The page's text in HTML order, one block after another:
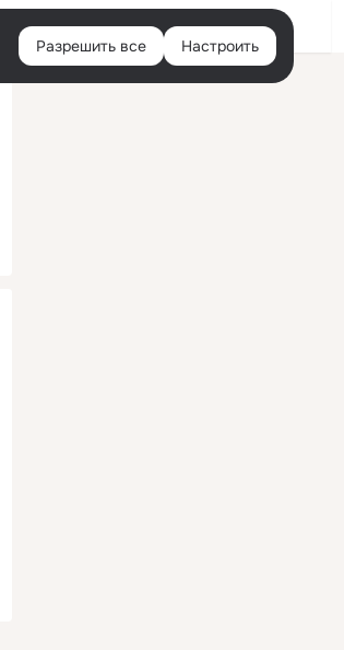
Войти
Разрешить все Настроить